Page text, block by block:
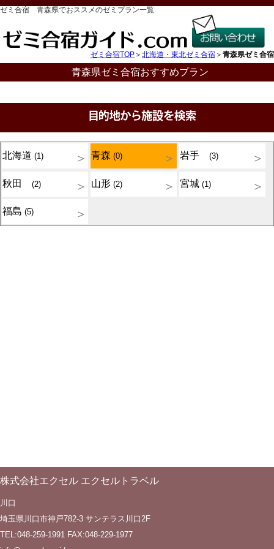
ゼミ合宿 青森県でおススメのゼミプラン一覧
ゼミ合宿TOP ＞ 北海道・東北ゼミ合宿 ＞ 青森県ゼミ合宿
青森県ゼミ合宿おすすめプラン
北海道(1) 青森(0) 岩手(3)
秋田(2) 山形(2) 宮城(1)
福島(5)
株式会社エクセル エクセルトラベル
川口
埼玉県川口市神戸782-3 サンテラス川口2F
TEL:048-259-1991 FAX:048-229-1977